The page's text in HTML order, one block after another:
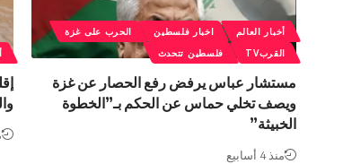
أخبار العالم اخبار فلسطين
الحرب على غزة
القربTV
فلسطين تتحدث
مستشار عباس يرفض رفع الحصار عن غزة
ويصف تخلي حماس عن الحكم بـ”الخطوة
الخبيثة”
منذ 4 أسابيع